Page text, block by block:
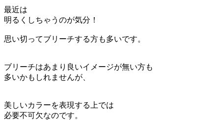
最近は
明るくしちゃうのが気分！
思い切ってブリーチする方も多いです。
ブリーチはあまり良いイメージが無い方も
多いかもしれませんが、
美しいカラーを表現する上では
必要不可欠なのです。